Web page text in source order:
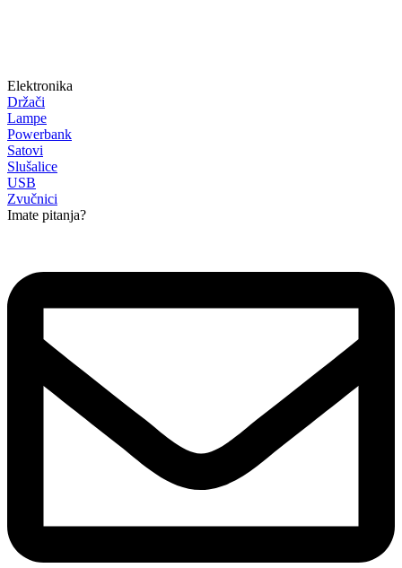
Elektronika
Držači
Lampe
Powerbank
Satovi
Slušalice
USB
Zvučnici
Imate pitanja?